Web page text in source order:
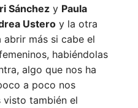
Sánchez y Paula
Ustero y la otra
abrir más si cabe el
habiéndolas
algo que nos ha
a poco nos
visto también el